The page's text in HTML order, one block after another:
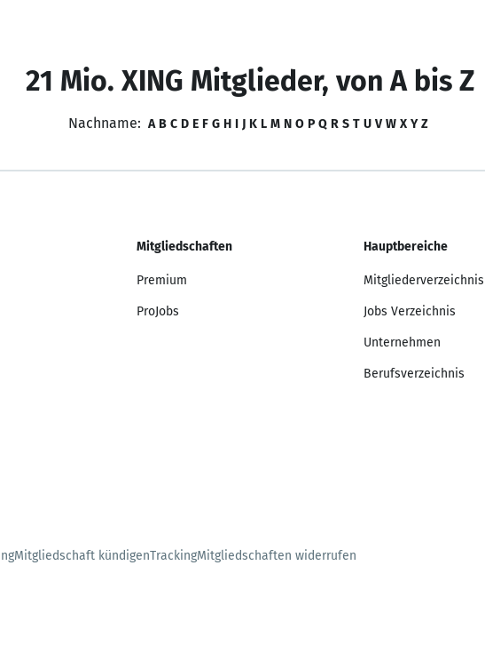
21 Mio. XING Mitglieder, von A bis Z
Nachname: A B C D E F G H I J K L M N O P Q R S T U V W X Y Z
Mitgliedschaften
Premium
ProJobs
Hauptbereiche
Mitgliederverzeichnis
Jobs Verzeichnis
Unternehmen
Berufsverzeichnis
Mitgliedschaft kündigenTrackingMitgliedschaften widerrufen